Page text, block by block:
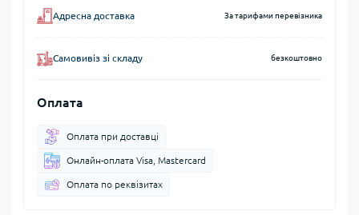
Адресна доставка За тарифами перевізника
Самовивіз зі складу безкоштовно
Оплата
Оплата при доставці
Онлайн-оплата Visa, Mastercard
Оплата по реквізитах